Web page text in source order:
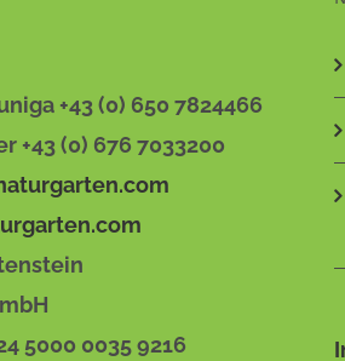
+43 (0) 650 7824466
+43 (0) 676 7033200
5000 0035 9216